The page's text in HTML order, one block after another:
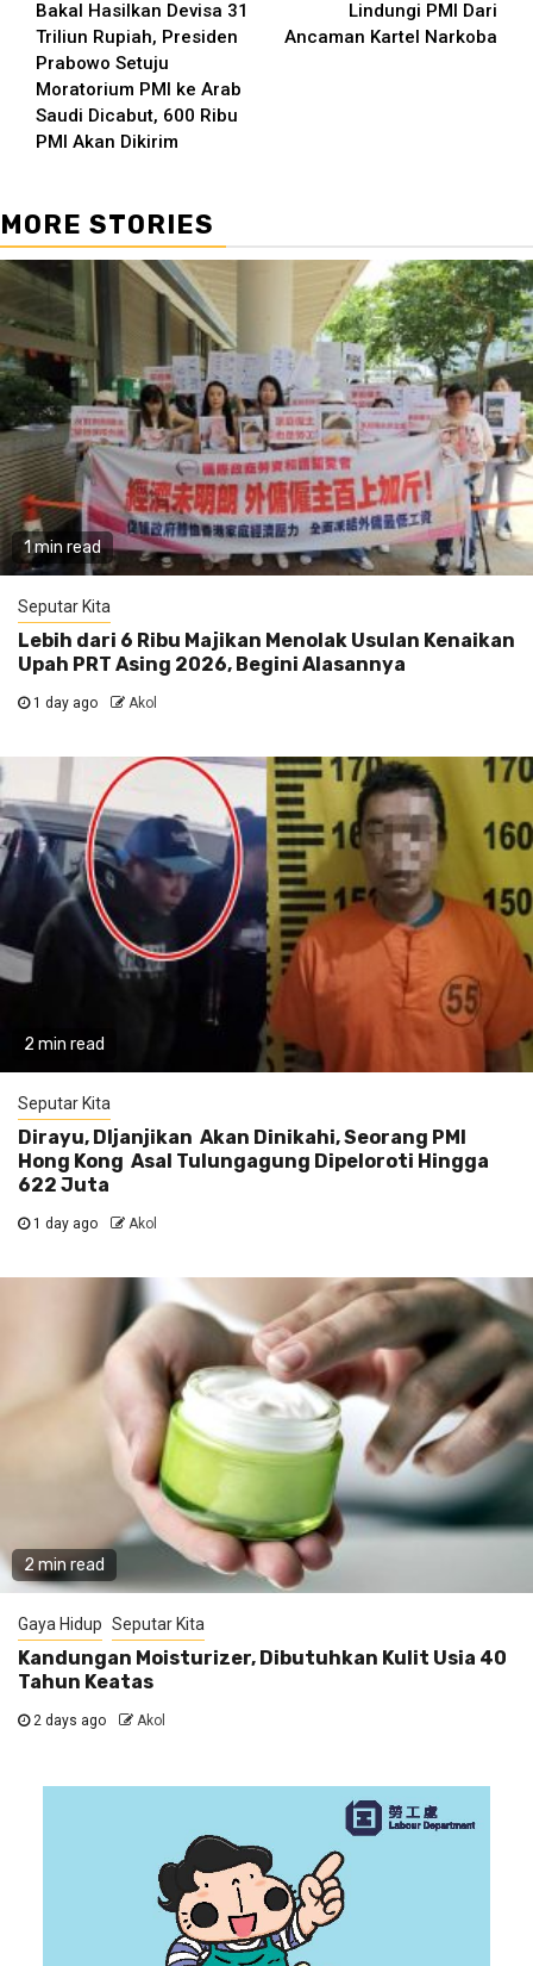
Reading
Bakal Hasilkan Devisa 31
Triliun Rupiah, Presiden
Prabowo Setuju
Moratorium PMI ke Arab
Saudi Dicabut, 600 Ribu
PMI Akan Dikirim
Lindungi PMI Dari
Ancaman Kartel Narkoba
MORE STORIES
1 min read
Seputar Kita
Lebih dari 6 Ribu Majikan Menolak Usulan Kenaikan
Upah PRT Asing 2026, Begini Alasannya
1 day ago Akol
2 min read
Seputar Kita
Dirayu, DIjanjikan Akan Dinikahi, Seorang PMI
Hong Kong Asal Tulungagung Dipeloroti Hingga
622 Juta
1 day ago Akol
2 min read
Gaya Hidup Seputar Kita
Kandungan Moisturizer, Dibutuhkan Kulit Usia 40
Tahun Keatas
2 days ago Akol